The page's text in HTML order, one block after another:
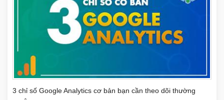
3 chỉ số Google Analytics cơ bản bạn cần theo dõi thường